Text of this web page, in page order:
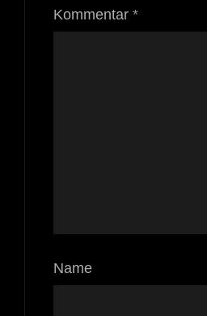
Kommentar *
Name